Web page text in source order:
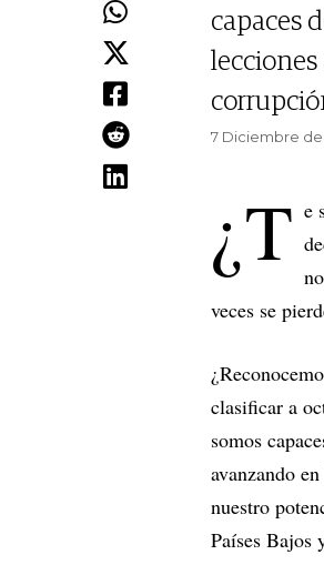
capaces
7 Diciembre de
¿T e
veces se
clasificar a
somos
avanzando
nuestro
Países Bajos